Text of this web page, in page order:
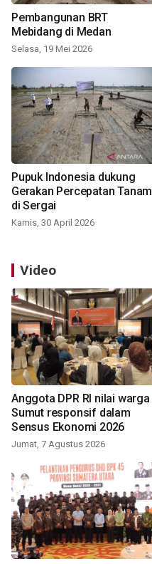
Pembangunan BRT
Mebidang di Medan
Selasa, 19 Mei 2026
Pupuk Indonesia dukung
Gerakan Percepatan Tanam
di Sergai
Kamis, 30 April 2026
Video
Anggota DPR RI nilai warga
Sumut responsif dalam
Sensus Ekonomi 2026
Jumat, 7 Agustus 2026